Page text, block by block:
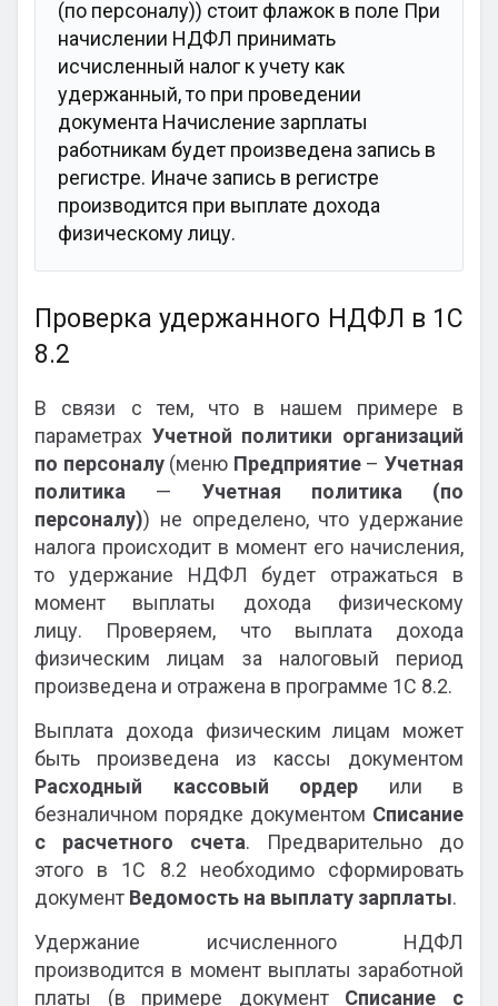
(по персоналу)) стоит флажок в поле При
начислении НДФЛ принимать
исчисленный налог к учету как
удержанный, то при проведении
документа Начисление зарплаты
работникам будет произведена запись в
регистре. Иначе запись в регистре
производится при выплате дохода
физическому лицу.
Проверка удержанного НДФЛ в 1С
8.2
В связи с тем, что в нашем примере в
параметрах Учетной политики организаций
по персоналу(меню Предприятие–Учетная
политика — Учетная политика (по
персоналу)) не определено, что удержание
налога происходит в момент его начисления,
то удержание НДФЛ будет отражаться в
момент выплаты дохода физическому
лицу. Проверяем, что выплата дохода
физическим лицам за налоговый период
произведена и отражена в программе 1С 8.2.
Выплата дохода физическим лицам может
быть произведена из кассы документом
Расходный кассовый ордер или в
безналичном порядке документом Списание
с расчетного счета. Предварительно до
этого в 1С 8.2 необходимо сформировать
документ Ведомость на выплату зарплаты.
Удержание исчисленного НДФЛ
производится в момент выплаты заработной
платы (в примере документ Списание с